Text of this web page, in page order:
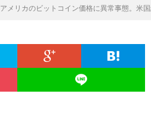
アメリカのビットコイン価格に異常事態。米